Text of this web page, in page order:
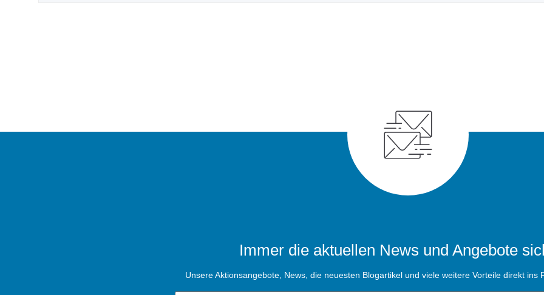
Immer die aktuellen News und Angebote
Unsere Aktionsangebote, News, die neuesten Blogartikel und viele weitere Vorteile direkt ins